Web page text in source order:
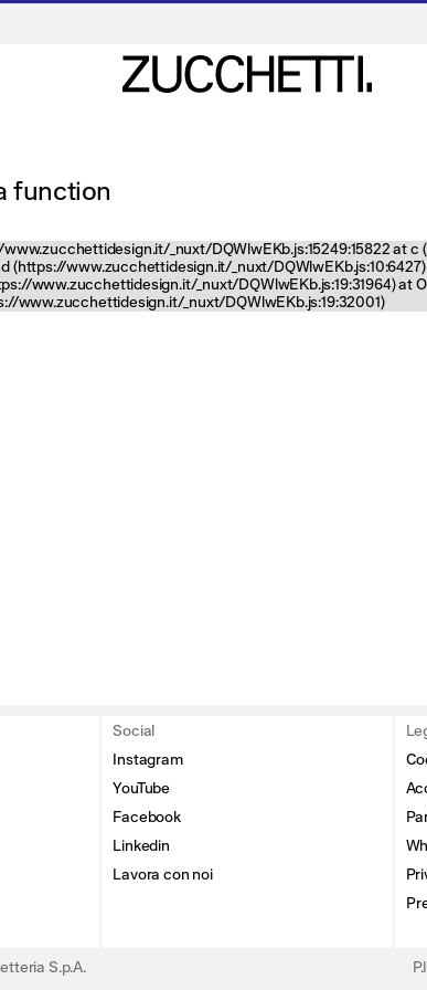
function
_nuxt/DQWlwEKb.js:15249:15822 at
www.zucchettidesign.it/_nuxt/
www.zucchettidesign.it/_nuxt/DQWlwEKb.js:19:31964) at
www.zucchettidesign.it/_nuxt/DQWlwEKb.js:19:32001)
Social
Instagram
YouTube
Facebook
Linkedin
Lavora con noi
S.p.A.